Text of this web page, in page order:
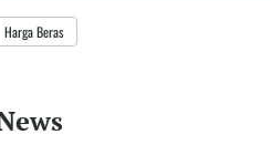
Harga Beras